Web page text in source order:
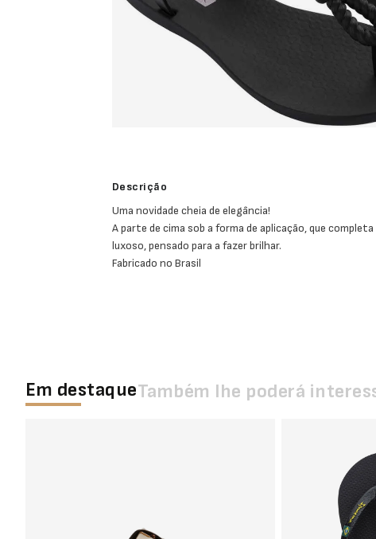
Descrição
Uma novidade cheia de elegância!
A parte de cima sob a forma de aplicação, que
luxoso, pensado para a fazer brilhar.
Fabricado no Brasil
Em destaqueTambém lhe poderá